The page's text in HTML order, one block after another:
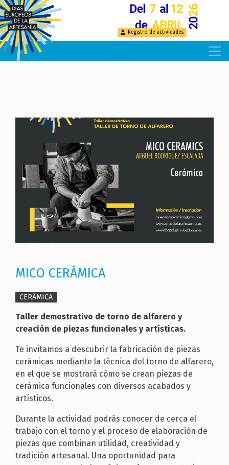
Pasar
contenido
Registro de actividades
MICO CERÁMICA
CERÁMICA
Taller demostrativo de torno de alfarero y
creación de piezas funcionales y artísticas.
Te invitamos a descubrir la fabricación de piezas
cerámicas mediante la técnica del torno de alfarero,
en el que se mostrará cómo se crean piezas de
cerámica funcionales con diversos acabados y
artísticos.
Durante la actividad podrás conocer de cerca el
trabajo con el torno y el proceso de elaboración de
piezas que combinan utilidad, creatividad y
tradición artesanal. Una oportunidad para